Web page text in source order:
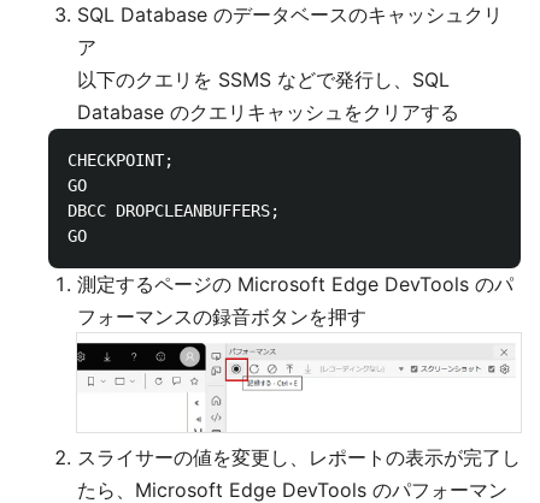
SQL Database のデータベースのキャッシュクリ
ア
以下のクエリを SSMS などで発行し、SQL
Database のクエリキャッシュをクリアする
CHECKPOINT;
GO
DBCC DROPCLEANBUFFERS;
測定するページの Microsoft Edge DevTools のパ
フォーマンスの録音ボタンを押す
スライサーの値を変更し、レポートの表示が完了し
たら、Microsoft Edge DevTools のパフォーマン